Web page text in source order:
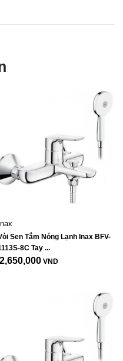
Inax
Sen Tắm Nóng Lạnh Inax BFV-
8C Tay ...
2,650,000 VND